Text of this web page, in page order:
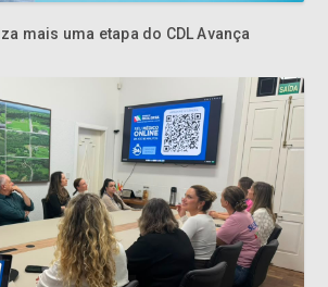
mais uma etapa do CDL Avança